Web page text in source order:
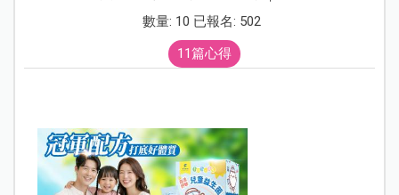
數量: 10 已報名: 502
11篇心得